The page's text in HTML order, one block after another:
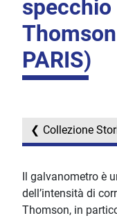
PARIS)
Collezione
Il galvanometro è
dell’intensità di
Thomson, in